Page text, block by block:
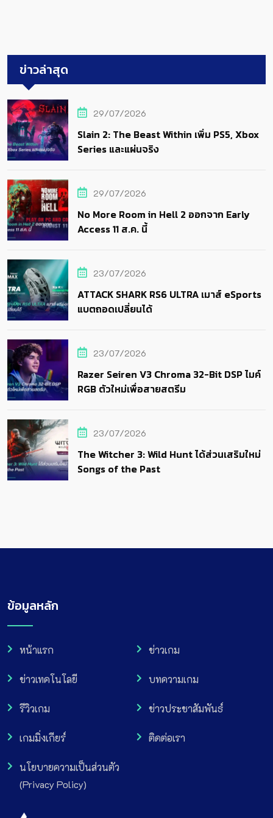
ข่าวล่าสุด
29/07/2026
Slain 2: The Beast Within เพิ่ม PS5, Xbox
Series และแผ่นจริง
29/07/2026
No More Room in Hell 2 ออกจาก Early
Access 11 ส.ค. นี้
23/07/2026
ATTACK SHARK RS6 ULTRA เมาส์ eSports
แบตถอดเปลี่ยนได้
23/07/2026
Razer Seiren V3 Chroma 32-Bit DSP ไมค์
RGB ตัวใหม่เพื่อสายสตรีม
23/07/2026
The Witcher 3: Wild Hunt ได้ส่วนเสริมใหม่
Songs of the Past
ข้อมูลหลัก
หน้าแรก ข่าวเกม
ข่าวเทคโนโลยี บทความเกม
รีวิวเกม ข่าวประชาสัมพันธ์
เกมมิ่งเกียร์ ติดต่อเรา
นโยบายความเป็นส่วนตัว
(Privacy Policy)